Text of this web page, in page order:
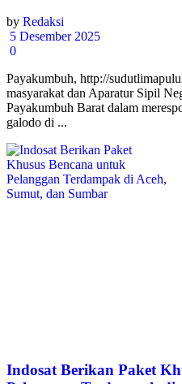
by Redaksi
5 Desember 2025
0
Payakumbuh, http://
masyarakat dan Aparatur Sipil
Payakumbuh Barat dalam
galodo di ...
Indosat Berikan Paket